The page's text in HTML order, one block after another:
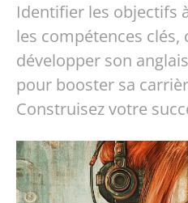
Identifier les objectifs
les compétences clés,
développer son
pour booster sa
Construisez votre